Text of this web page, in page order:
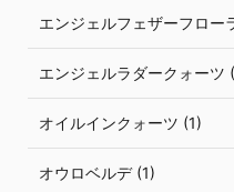
エンジェルフェザーフロー
エンジェルラダークォーツ
オイルインクォーツ (1)
オウロベルデ (1)